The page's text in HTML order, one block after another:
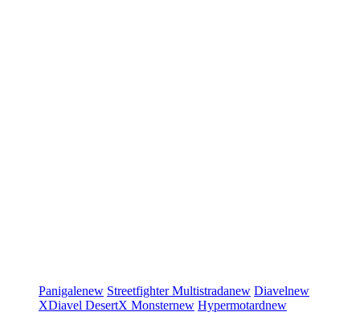
Panigalenew StreetfighterMultistradanew Diavelnew
XDiavel DesertX Monsternew Hypermotardnew